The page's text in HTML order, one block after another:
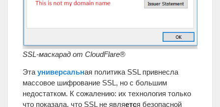
SSL-маскарад от CloudFlare®
Эта универсальная политика SSL привнесла
массовое шифрование SSL, но с большим
недостатком. К сожалению: их технология только
что показала, что SSL не является безопасной